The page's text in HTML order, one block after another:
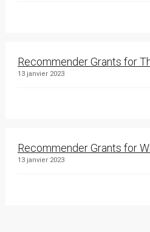
Recommender Grants for
13 janvier 2023
Recommender Grants for
13 janvier 2023